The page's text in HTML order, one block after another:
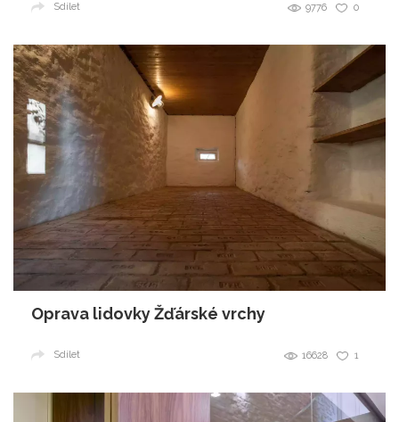
0
9776
Sdílet
Oprava lidovky Žďárské vrchy
1
16628
Sdílet